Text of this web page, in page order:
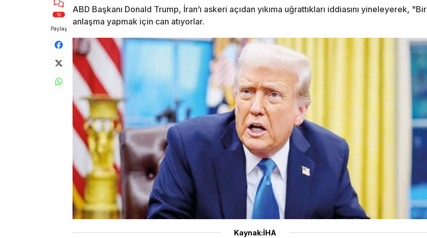
10
Paylaş
ABD Başkanı Donald Trump, İran’ı askeri açıdan yıkıma uğrattıkları iddiasını yineleyerek, "Bir
anlaşma yapmak için can atıyorlar.
Kaynak:İHA